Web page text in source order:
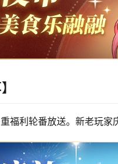
福利轮番放送。新老玩家